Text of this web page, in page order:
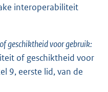
interoperabiliteit
geschiktheid voor gebruik:
of geschiktheid voor
9, eerste lid, van de